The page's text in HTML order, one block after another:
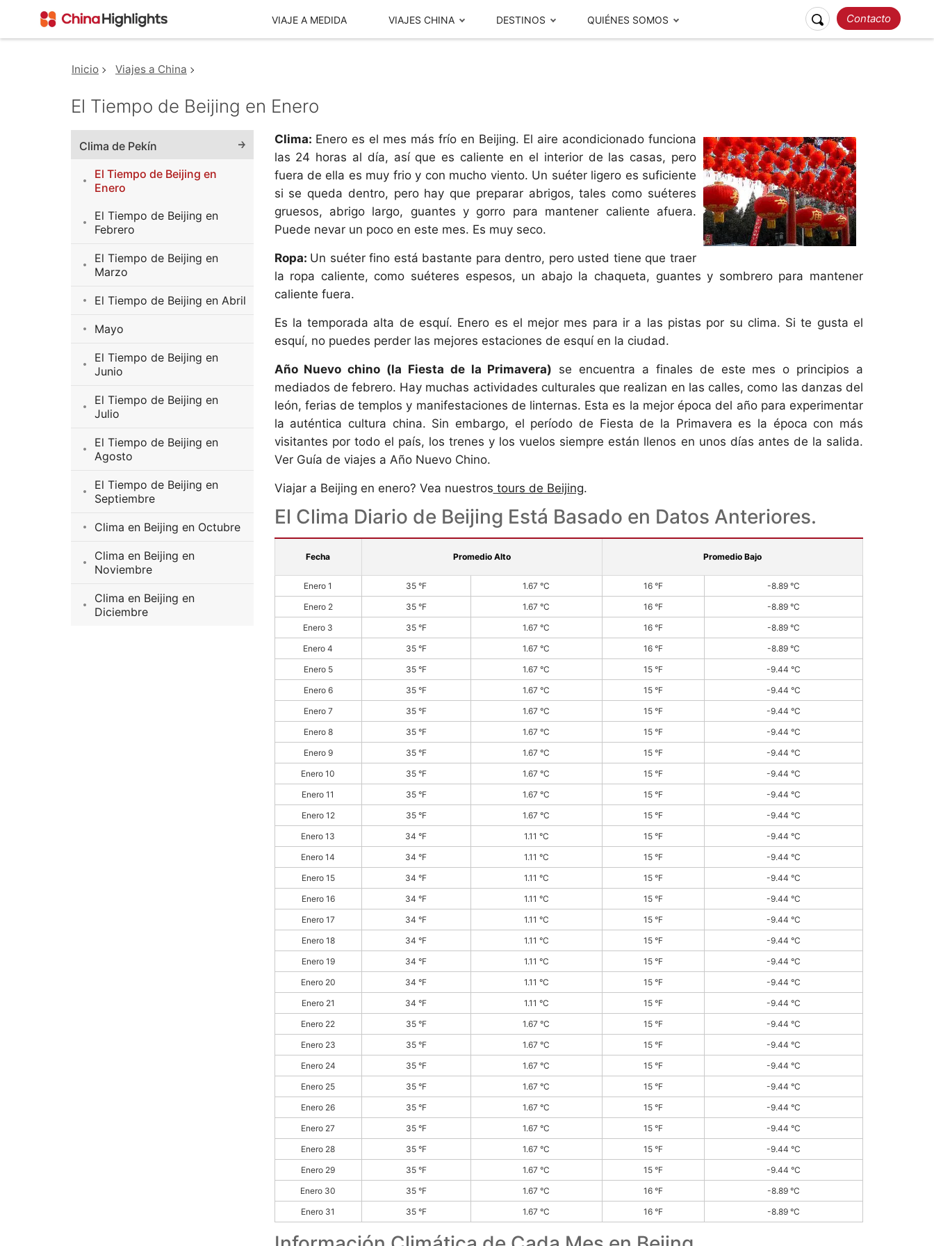
VIAJE A MEDIDA VIAJES CHINA
TOP 10 Circuitos China
Viajes Ruta de la Seda
Más Tours a China
Inspiración
Itinerarios de 20 días en
Itinerario de 15 días en
Itinerarios de 10 días en
Itinerario de 30 días en
China y Japón en 15
días
China y Tailandia en 14
días
China, Japón y
Tailandia en 21 días
Guías de viajes a China
Mejor época para viajar a
Requisitos para Viajar a
China 2026
Cómo planificar tu primer
DESTINOS
Chongqing
Shanghai
Xian
Beijing en 4 Días 3 noches
Zhangjiajie y Fenghuang 5 Días 4 noches Gran Muralla Guerreros de Terracota
QUIÉNES SOMOS
Nuestra Historia
Opiniones de
Viajes
Responsables
Nuestros Premios
Contacto
Inicio Viajes a China
El Tiempo de Beijing en Enero
Clima: Enero es el mes más frío en Beijing. El aire acondicionado funciona
las 24 horas al día, así que es caliente en el interior de las casas, pero
fuera de ella es muy frio y con mucho viento. Un suéter ligero es suficiente
si se queda dentro, pero hay que preparar abrigos, tales como suéteres
gruesos, abrigo largo, guantes y gorro para mantener caliente afuera.
Puede nevar un poco en este mes. Es muy seco.
Ropa: Un suéter fino está bastante para dentro, pero usted tiene que traer
la ropa caliente, como suéteres espesos, un abajo la chaqueta, guantes y sombrero para mantener
caliente fuera.
Es la temporada alta de esquí. Enero es el mejor mes para ir a las pistas por su clima. Si te gusta el
esquí, no puedes perder las mejores estaciones de esquí en la ciudad.
Año Nuevo chino (la Fiesta de la Primavera) se encuentra a finales de este mes o principios a
mediados de febrero. Hay muchas actividades culturales que realizan en las calles, como las danzas del
león, ferias de templos y manifestaciones de linternas. Esta es la mejor época del año para experimentar
la auténtica cultura china. Sin embargo, el período de Fiesta de la Primavera es la época con más
visitantes por todo el país, los trenes y los vuelos siempre están llenos en unos días antes de la salida.
Ver Guía de viajes a Año Nuevo Chino.
Viajar a Beijing en enero? Vea nuestros tours de Beijing.
El Clima Diario de Beijing Está Basado en Datos Anteriores.
Fecha Promedio Alto Promedio Bajo
Enero 1 35 °F 1.67 °C 16 °F
-8.89 °C
Enero 2
35 °F 1.67 °C 16 °F
-8.89 °C
Enero 3
35 °F 1.67 °C 16 °F
-8.89 °C
Enero 4
35 °F 1.67 °C 16 °F
-8.89 °C
Enero 5
35 °F 1.67 °C 15 °F
-9.44 °C
Enero 6
35 °F 1.67 °C 15 °F
-9.44 °C
Enero 7
35 °F 1.67 °C 15 °F
-9.44 °C
Enero 8
35 °F 1.67 °C 15 °F
-9.44 °C
Enero 9
35 °F 1.67 °C 15 °F
-9.44 °C
Enero 10
35 °F 1.67 °C 15 °F
-9.44 °C
Enero 11
35 °F 1.67 °C 15 °F
-9.44 °C
Enero 12
35 °F 1.67 °C 15 °F
-9.44 °C
Enero 13
34 °F 1.11 °C 15 °F
-9.44 °C
Enero 14
34 °F 1.11 °C 15 °F
-9.44 °C
Enero 15
34 °F 1.11 °C 15 °F
-9.44 °C
Enero 16
34 °F 1.11 °C 15 °F
-9.44 °C
Enero 17
34 °F 1.11 °C 15 °F
-9.44 °C
Enero 18
34 °F 1.11 °C 15 °F
-9.44 °C
Enero 19
34 °F 1.11 °C 15 °F
-9.44 °C
Enero 20
34 °F 1.11 °C 15 °F
-9.44 °C
Enero 21
34 °F 1.11 °C 15 °F
-9.44 °C
Enero 22
35 °F 1.67 °C 15 °F
-9.44 °C
Enero 23
35 °F 1.67 °C 15 °F
-9.44 °C
Enero 24
35 °F 1.67 °C 15 °F
-9.44 °C
Enero 25
35 °F 1.67 °C 15 °F
-9.44 °C
Enero 26
35 °F 1.67 °C 15 °F
-9.44 °C
Enero 27
35 °F 1.67 °C 15 °F
-9.44 °C
Enero 28
35 °F 1.67 °C 15 °F
-9.44 °C
Enero 29
35 °F 1.67 °C 15 °F
-9.44 °C
Enero 30
35 °F 1.67 °C 16 °F
-8.89 °C
Enero 31
35 °F 1.67 °C 16 °F -8.89 °C
Clima de Pekín
El Tiempo de Beijing en
Enero
El Tiempo de Beijing en
Febrero
El Tiempo de Beijing en
Marzo
El Tiempo de Beijing en Abril
Mayo
El Tiempo de Beijing en
Junio
El Tiempo de Beijing en
Julio
El Tiempo de Beijing en
Agosto
El Tiempo de Beijing en
Septiembre
Clima en Beijing en Octubre
Clima en Beijing en
Noviembre
Clima en Beijing en
Diciembre